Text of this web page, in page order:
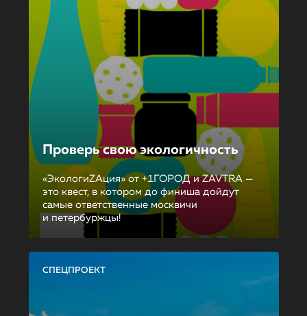
Проверь свою экологичность
«ЭкологиZAция» от +1ГОРОД и ZAVTRA —
это квест, в котором до финиша дойдут
самые ответственные москвичи
и петербуржцы!
СПЕЦПРОЕКТ